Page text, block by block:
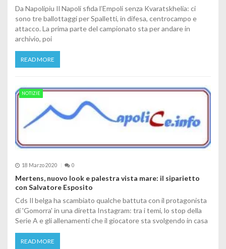
Da Napolipiu Il Napoli sfida l’Empoli senza Kvaratskhelia: ci
sono tre ballottaggi per Spalletti, in difesa, centrocampo e
attacco. La prima parte del campionato sta per andare in
archivio, poi
READ MORE
NOTIZIE
18 Marzo 2020 0
Mertens, nuovo look e palestra vista mare: il siparietto
con Salvatore Esposito
Cds Il belga ha scambiato qualche battuta con il protagonista
di 'Gomorra' in una diretta Instagram: tra i temi, lo stop della
Serie A e gli allenamenti che il giocatore sta svolgendo in casa
READ MORE